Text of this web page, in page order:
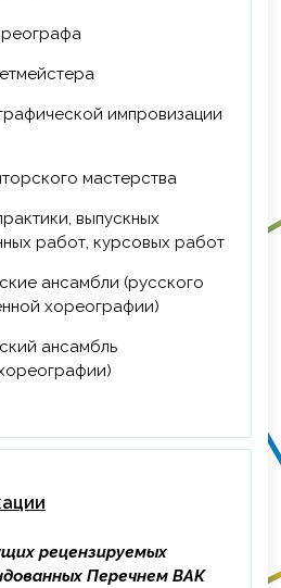
квалификации по
«Охрана труда», ОГУ им.
76 ч.
ВО КемГИК по ДПП
технологии в
развития региона»,
мастерства
работ, курсовых работ
хореографии)
рецензируемых
Перечнем ВАК